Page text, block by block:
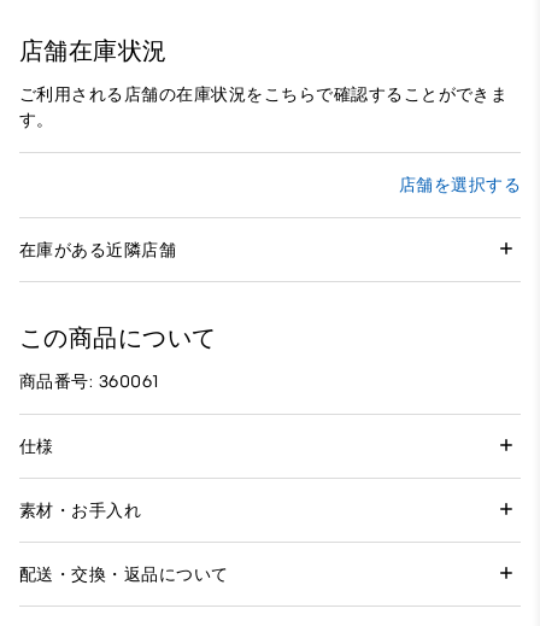
店舗在庫状況
ご利用される店舗の在庫状況をこちらで確認することができま
す。
店舗を選択する
在庫がある近隣店舗
この商品について
商品番号: 360061
仕様
素材・お手入れ
配送・交換・返品について